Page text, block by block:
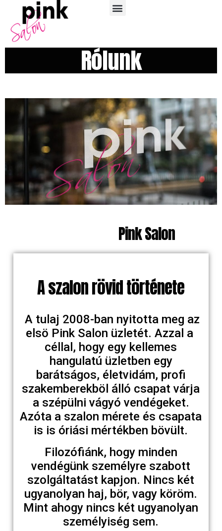
Rólunk
Pink Salon
A szalon rövid története
A tulaj 2008-ban nyitotta meg az
elsö Pink Salon üzletét. Azzal a
céllal, hogy egy kellemes
hangulatú üzletben egy
barátságos, életvidám, profi
szakemberekböl álló csapat várja
a szépülni vágyó vendégeket.
Azóta a szalon mérete és csapata
is is óriási mértékben bövült.
Filozófiánk, hogy minden
vendégünk személyre szabott
szolgáltatást kapjon. Nincs két
ugyanolyan haj, bör, vagy köröm.
Mint ahogy nincs két ugyanolyan
személyiség sem.